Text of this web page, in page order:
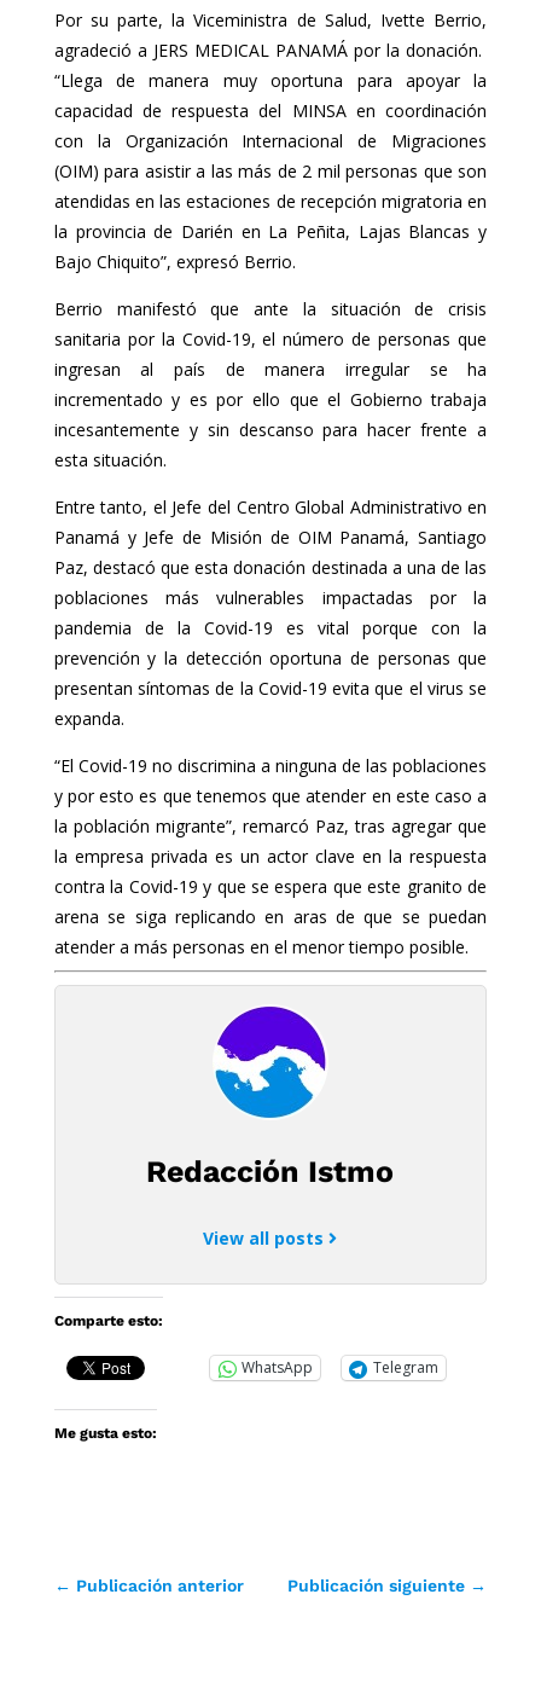
Por su parte, la Viceministra de Salud, Ivette Berrio,
agradeció a JERS MEDICAL PANAMÁ por la donación.
“Llega de manera muy oportuna para apoyar la
capacidad de respuesta del MINSA en coordinación
con la Organización Internacional de Migraciones
(OIM) para asistir a las más de 2 mil personas que son
atendidas en las estaciones de recepción migratoria en
la provincia de Darién en La Peñita, Lajas Blancas y
Bajo Chiquito”, expresó Berrio.
Berrio manifestó que ante la situación de crisis
sanitaria por la Covid-19, el número de personas que
ingresan al país de manera irregular se ha
incrementado y es por ello que el Gobierno trabaja
incesantemente y sin descanso para hacer frente a
esta situación.
Entre tanto, el Jefe del Centro Global Administrativo en
Panamá y Jefe de Misión de OIM Panamá, Santiago
Paz, destacó que esta donación destinada a una de las
poblaciones más vulnerables impactadas por la
pandemia de la Covid-19 es vital porque con la
prevención y la detección oportuna de personas que
presentan síntomas de la Covid-19 evita que el virus se
expanda.
“El Covid-19 no discrimina a ninguna de las poblaciones
y por esto es que tenemos que atender en este caso a
la población migrante”, remarcó Paz, tras agregar que
la empresa privada es un actor clave en la respuesta
contra la Covid-19 y que se espera que este granito de
arena se siga replicando en aras de que se puedan
atender a más personas en el menor tiempo posible.
Redacción Istmo
View all posts
Comparte esto:
WhatsApp Telegram
Me gusta esto:
← Publicación anterior Publicación siguiente →